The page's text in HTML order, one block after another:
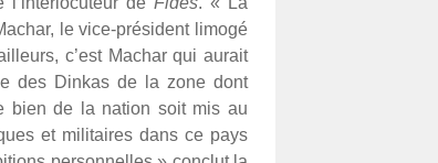
le vice-président limogé
c’est Machar qui aurait
des Dinkas de la zone dont
bien de la nation soit mis au
et militaires dans ce pays